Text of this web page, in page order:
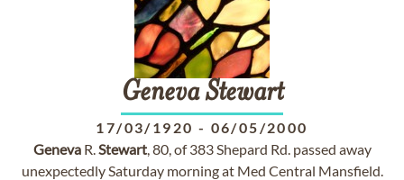
GenevaStewart
17/03/1920 - 06/05/2000
GenevaR.Stewart, 80, of 383 Shepard Rd. passed away
unexpectedly Saturday morning at Med Central Mansfield.